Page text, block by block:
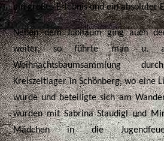
ein großes Erlebnis und ein absoluter
Neben dem Jubiläum ging auch
weiter, so führte man u.
Weihnachtsbaumsammlung
Kreiszeltlager in Schönberg, wo eine
wurde und beteiligte sich am
wurden mit Sabrina Staudigl und
Mädchen in die